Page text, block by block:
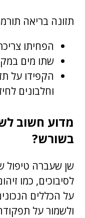
תזונה בריאה
הפחיתו
שתו מים
וחלבונים
מדוע חשוב
בשורש?
שן שעברה טיפול
לסיבוכים, כמו
על הכללים
ולשמור על